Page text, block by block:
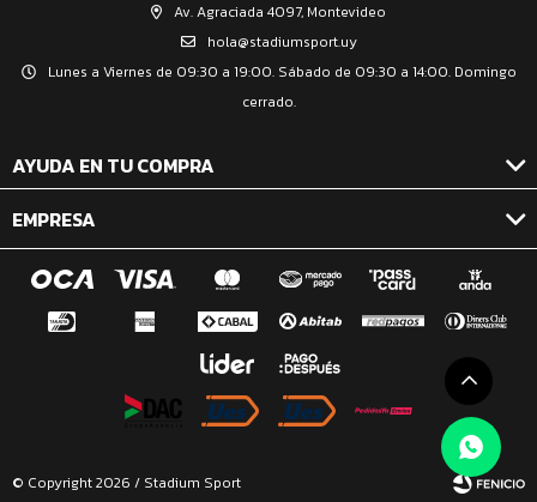
Av. Agraciada 4097, Montevideo
hola@stadiumsport.uy
Lunes a Viernes de 09:30 a 19:00. Sábado de 09:30 a 14:00. Domingo
cerrado.
AYUDA EN TU COMPRA
EMPRESA
© Copyright 2026 / Stadium Sport